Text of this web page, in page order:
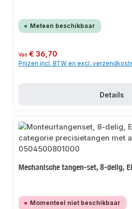
Meteen beschikbaar
Normale prijs:
Van€ 36,70
Prijzen incl. BTW en excl.
Details
Mechanische tangen-set, 8-delig,
Momenteel niet beschikbaar